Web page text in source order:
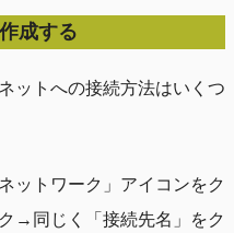
成する
ットへの接続方法はいくつ
ットワーク」アイコンをク
→同じく「接続先名」をク